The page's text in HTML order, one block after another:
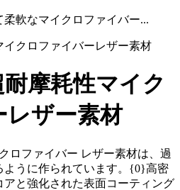
軟なマイクロファイバー...
摩耗性マイク
レザー素材
ロファイバー レザー素材は、過
ように作られています。{0}高密
と強化された表面コーティング